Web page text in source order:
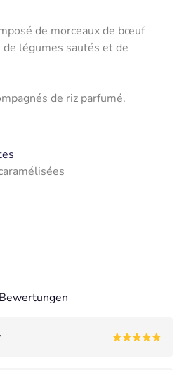
de morceaux de bœuf
de légumes sautés et de
de riz parfumé.